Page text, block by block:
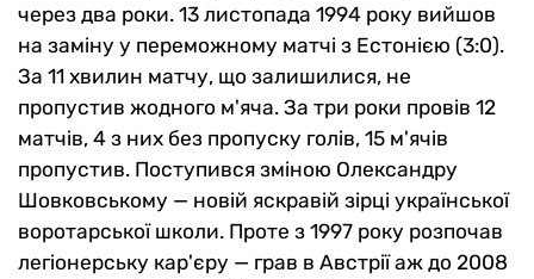
через два роки. 13 листопада 1994 року вийшов
на заміну у переможному матчі з Естонією (3:0).
За 11 хвилин матчу, що залишилися, не
пропустив жодного м'яча. За три роки провів 12
матчів, 4 з них без пропуску голів, 15 м'ячів
пропустив. Поступився зміною Олександру
Шовковському — новій яскравій зірці української
воротарської школи. Проте з 1997 року розпочав
легіонерську кар'єру — грав в Австрії аж до 2008